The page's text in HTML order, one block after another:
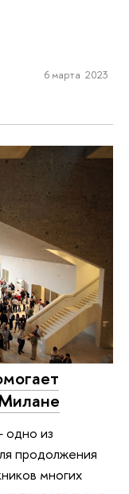
6 марта 2023
одно из
продолжения
многих